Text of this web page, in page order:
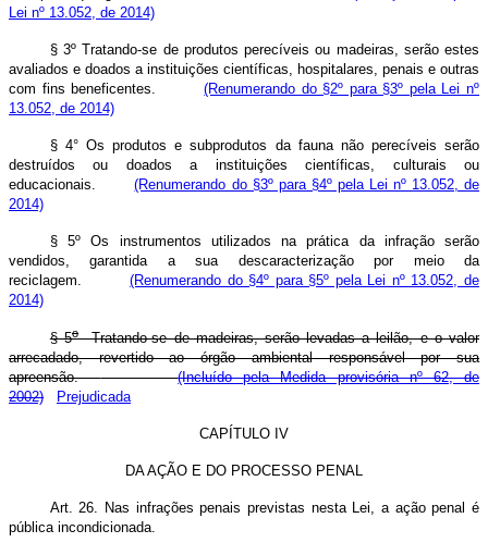
Lei nº 13.052, de 2014)
§ 3º Tratando-se de produtos perecíveis ou madeiras, serão estes
avaliados e doados a instituições científicas, hospitalares, penais e outras
com fins beneficentes.(Renumerando do §2º para §3º pela Lei nº
13.052, de 2014)
§ 4° Os produtos e subprodutos da fauna não perecíveis serão
destruídos ou doados a instituições científicas, culturais ou
educacionais.(Renumerando do §3º para §4º pela Lei nº 13.052, de
2014)
§ 5º Os instrumentos utilizados na prática da infração serão
vendidos, garantida a sua descaracterização por meio da
reciclagem.
(Renumerando do §4º para §5º pela Lei nº 13.052, de
2014)
§ 5oTratando-se de madeiras, serão levadas a leilão, e o valor
arrecadado, revertido ao órgão ambiental responsável por sua
apreensão.
(Incluído pela Medida provisória nº 62, de
2002)
Prejudicada
CAPÍTULO IV
DA AÇÃO E DO PROCESSO PENAL
Art. 26. Nas infrações penais previstas nesta Lei, a ação penal é
pública incondicionada.